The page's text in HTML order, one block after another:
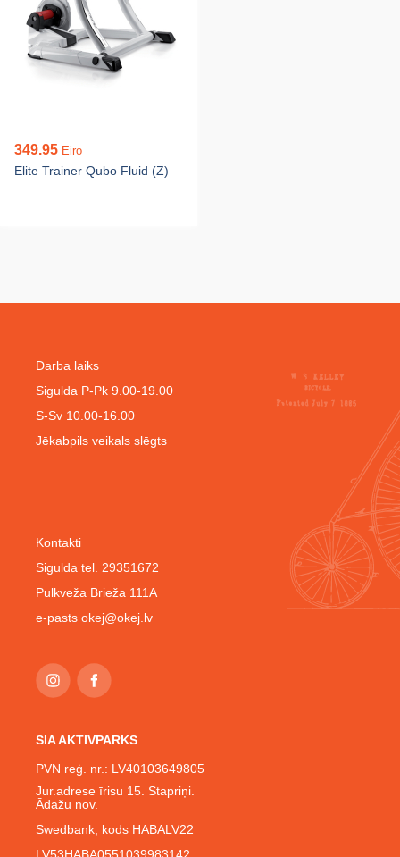
349.95 Eiro
Elite Trainer Qubo Fluid (Z)
Kontakti
Sigulda tel. 29351672
Pulkveža Brieža 111A
e-pasts okej@okej.lv
Darba laiks
Sigulda P-Pk 9.00-19.00
S-Sv 10.00-16.00
Jēkabpils veikals slēgts
SIA AKTIVPARKS
PVN reģ. nr.: LV40103649805
Jur.adrese īrisu 15. Stapriņi.
Ādažu nov.
Swedbank; kods HABALV22